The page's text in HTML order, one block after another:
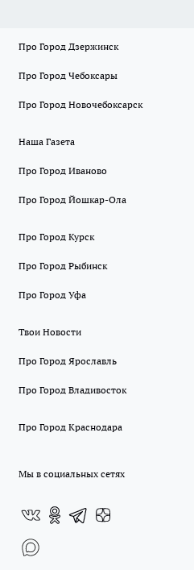
Про Город Дзержинск
Про Город Чебоксары
Про Город Новочебоксарск
Наша Газета
Про Город Иваново
Про Город Йошкар-Ола
Про Город Курск
Про Город Рыбинск
Про Город Уфа
Твои Новости
Про Город Ярославль
Про Город Владивосток
Про Город Краснодара
Мы в социальных сетях